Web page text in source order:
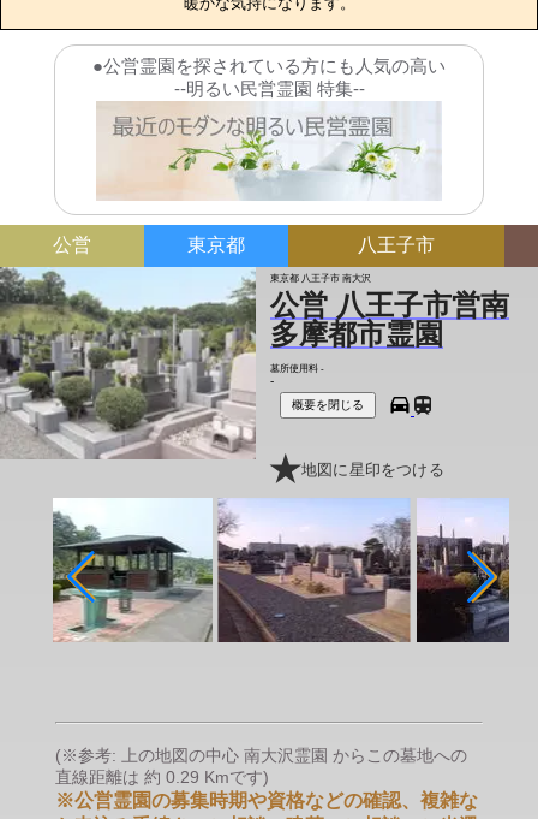
●公営霊園を探されている方にも人気の高い
--明るい民営霊園 特集--
公営 東京都 八王子市
東京都 八王子市 南大沢
公営 八王子市営南
多摩都市霊園
墓所使用料 -
-
概要を閉じる
地図に星印をつける
(※参考: 上の地図の中心 南大沢霊園 からこの墓地への
直線距離は 約 0.29 Kmです)
※公営霊園の募集時期や資格などの確認、複雑な